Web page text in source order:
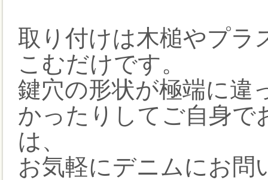
取り付けは木槌やプラ
こむだけです。
鍵穴の形状が極端に違
かったりしてご自身で
は、
お気軽にデニムにお問